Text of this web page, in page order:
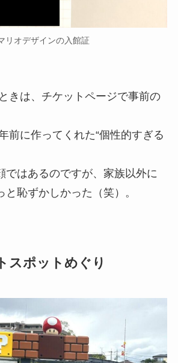
リオデザインの入館証
きは、チケットページで事前の
前に作ってくれた“個性的すぎる
ではあるのですが、家族以外に
と恥ずかしかった（笑）。
スポットめぐり